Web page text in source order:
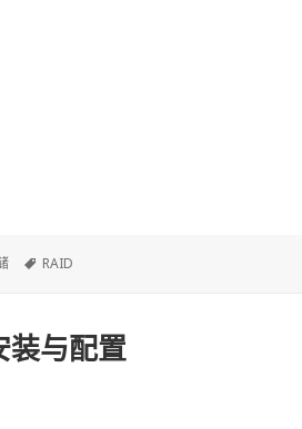
标
RAID
装与配置